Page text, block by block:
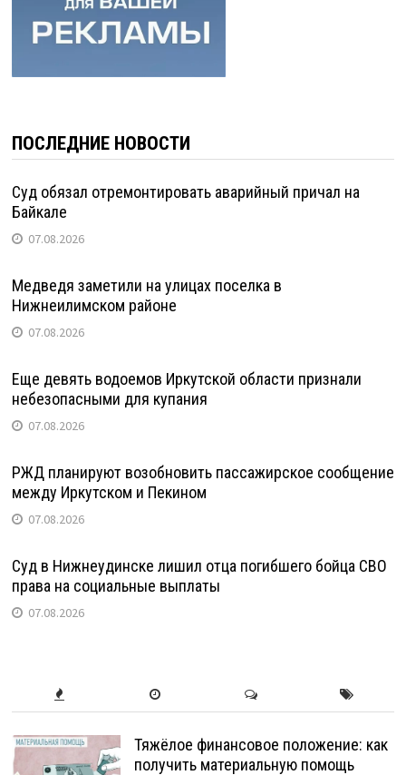
ПОСЛЕДНИЕ НОВОСТИ
Суд обязал отремонтировать аварийный причал на
Байкале
07.08.2026
Медведя заметили на улицах поселка в
Нижнеилимском районе
07.08.2026
Еще девять водоемов Иркутской области признали
небезопасными для купания
07.08.2026
РЖД планируют возобновить пассажирское сообщение
между Иркутском и Пекином
07.08.2026
Суд в Нижнеудинске лишил отца погибшего бойца СВО
права на социальные выплаты
07.08.2026
Тяжёлое финансовое положение: как
получить материальную помощь